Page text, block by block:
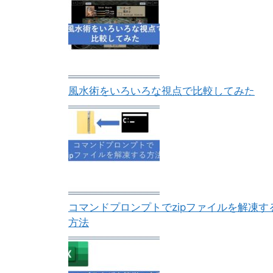
風水術をいろいろな視点で比較してみた
コマンドプロンプトでzipファイルを解凍す
方法